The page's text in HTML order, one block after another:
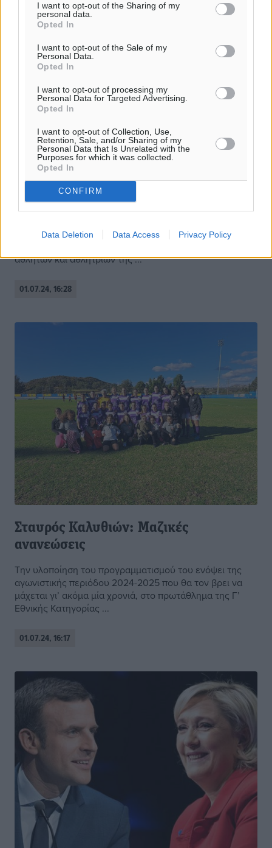
I want to opt-out of the Sharing of my
personal data.
Opted In
I want to opt-out of the Sale of my
Personal Data.
Opted In
I want to opt-out of processing my
Personal Data for Targeted Advertising.
Opted In
I want to opt-out of Collection, Use,
Retention, Sale, and/or Sharing of my
Personal Data that Is Unrelated with the
Purposes for which it was collected.
Opted In
CONFIRM
Data Deletion Data Access Privacy Policy
Πανελλήνιο Πρωτάθλημα Στίβου:
Έλαμψαν οι Δωδεκανήσιοι στο Βόλο
του Βόλου το Πανελλήνιο Πρωτάθλημα Στίβου Ανδρών-
αθλητών και αθλητριών της ...
01.07.24, 16:28
Σταυρός Καλυθιών: Μαζικές
ανανεώσεις
Την υλοποίηση του προγραμματισμού του ενόψει της
αγωνιστικής περιόδου 2024-2025 που θα τον βρει να
μάχεται γι’ ακόμα μία χρονιά, στο πρωτάθλημα της Γ’
Εθνικής Κατηγορίας ...
01.07.24, 16:17